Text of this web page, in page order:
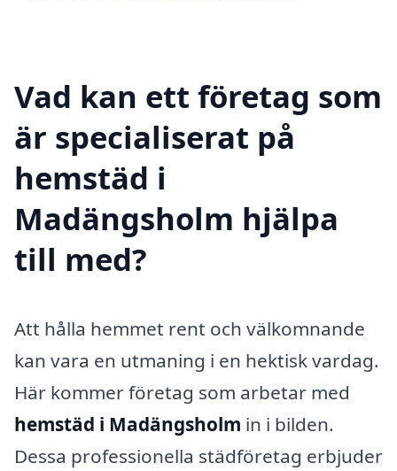
Vad kan ett företag som
är specialiserat på
hemstäd i
Madängsholm hjälpa
till med?
Att hålla hemmet rent och välkomnande
kan vara en utmaning i en hektisk vardag.
Här kommer företag som arbetar med
hemstäd i Madängsholm in i bilden.
Dessa professionella städföretag erbjuder